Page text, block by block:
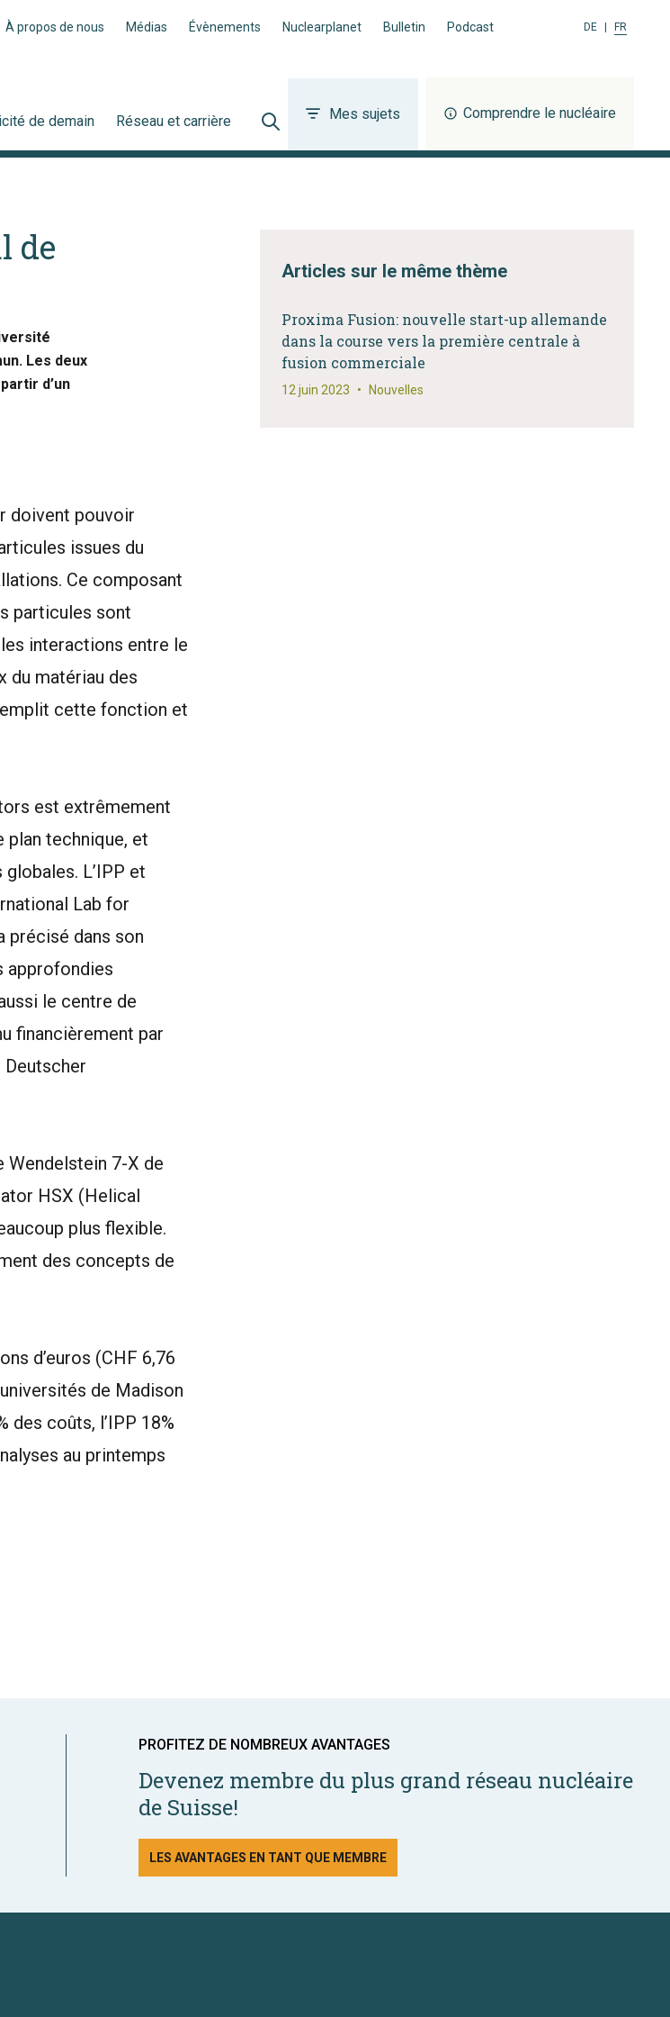
À propos de nous Médias Évènements Nuclearplanet Bulletin Podcast DE FR
de demain Réseau et carrière Mes sujets Comprendre le nucléaire
de
Les deux
d’un
doivent pouvoir
issues du
Ce composant
particules sont
interactions entre le
du matériau des
cette fonction et
est extrêmement
plan technique, et
L’IPP et
Lab for
précisé dans son
approfondies
le centre de
financièrement par
Wendelstein 7-X de
HSX (Helical
plus flexible.
des concepts de
d’euros (CHF 6,76
de Madison
des coûts, l’IPP 18%
au printemps
Articles sur le même thème
Proxima Fusion: nouvelle start-up allemande
dans la course vers la première centrale à
fusion commerciale
12 juin 2023 • Nouvelles
PROFITEZ DE NOMBREUX AVANTAGES
Devenez membre du plus grand réseau nucléaire
de Suisse!
LES AVANTAGES EN TANT QUE MEMBRE